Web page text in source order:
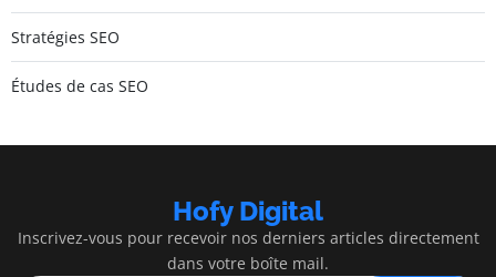
Stratégies SEO
Études de cas SEO
Hofy Digital
Inscrivez-vous pour recevoir nos derniers articles directement
dans votre boîte mail.